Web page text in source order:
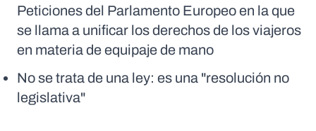
Peticiones del Parlamento Europeo en la que
se llama a unificar los derechos de los viajeros
en materia de equipaje de mano
No se trata de una ley: es una "resolución no
legislativa"